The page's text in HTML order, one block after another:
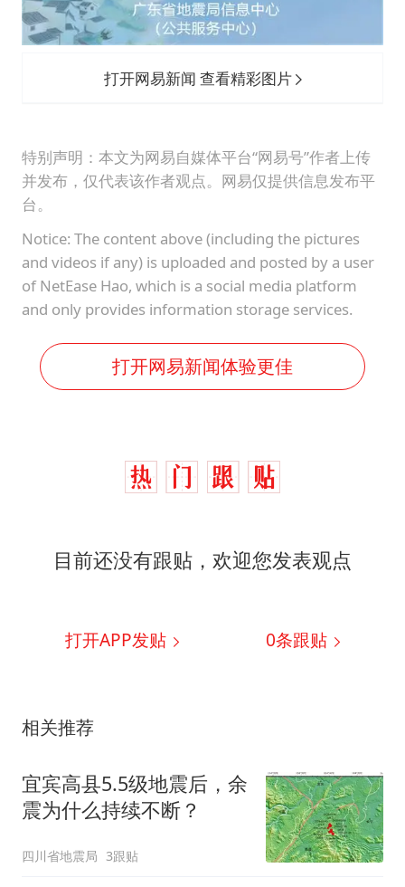
打开网易新闻 查看精彩图片
特别声明：本文为网易自媒体平台“网易号”作者上传
并发布，仅代表该作者观点。网易仅提供信息发布平
台。
Notice: The content above (including the pictures
and videos if any) is uploaded and posted by a user
of NetEase Hao, which is a social media platform
and only provides information storage services.
打开网易新闻体验更佳
目前还没有跟贴，欢迎您发表观点
打开APP发贴 0条跟贴
相关推荐
宜宾高县5.5级地震后，余
震为什么持续不断？
四川省地震局 3跟贴